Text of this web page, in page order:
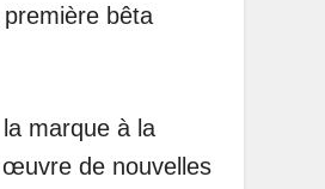
bêta
marque à la
de nouvelles